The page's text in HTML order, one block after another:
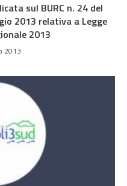
sul BURC n. 24 del
2013 relativa a Legge
2013
2013